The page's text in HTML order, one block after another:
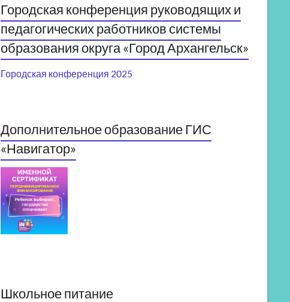
Городская конференция руководящих и
педагогических работников системы
образования округа «Город Архангельск»
Городская конференция 2025
Дополнительное образование ГИС
«Навигатор»
Школьное питание